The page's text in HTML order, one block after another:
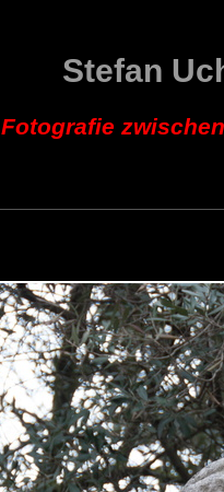
Stefan
Fotografie